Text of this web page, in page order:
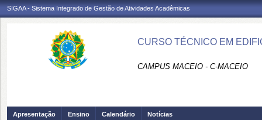
SIGAA - Sistema Integrado de Gestão de Atividades Acadêmicas
CURSO TÉCNICO EM
CAMPUS MACEIO - C-MACEIO
Apresentação Ensino Calendário Notícias